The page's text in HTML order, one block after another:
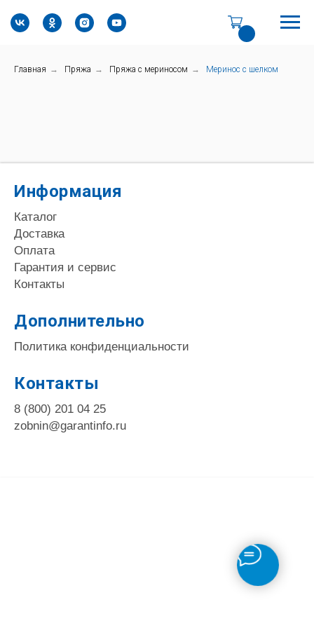
Главная → Пряжа → Пряжа с мериносом → Меринос с шелком
Информация
Каталог
Доставка
Оплата
Гарантия и сервис
Контакты
Дополнительно
Политика конфиденциальности
Контакты
8 (800) 201 04 25
zobnin@garantinfo.ru